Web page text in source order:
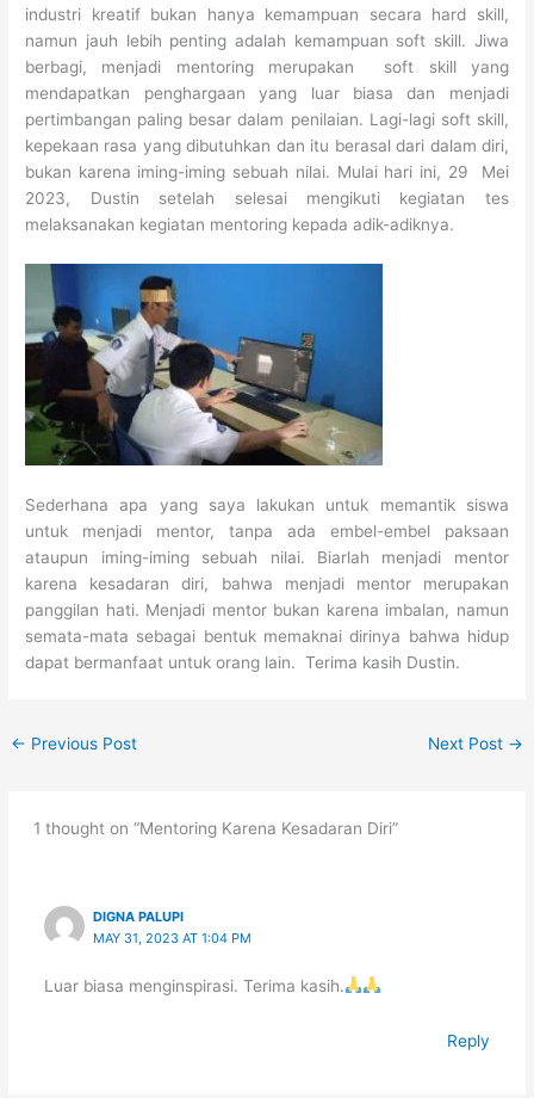
industri kreatif bukan hanya kemampuan secara hard skill,
namun jauh lebih penting adalah kemampuan soft skill. Jiwa
berbagi, menjadi mentoring merupakan soft skill yang
mendapatkan penghargaan yang luar biasa dan menjadi
pertimbangan paling besar dalam penilaian. Lagi-lagi soft skill,
kepekaan rasa yang dibutuhkan dan itu berasal dari dalam diri,
bukan karena iming-iming sebuah nilai. Mulai hari ini, 29 Mei
2023, Dustin setelah selesai mengikuti kegiatan tes
melaksanakan kegiatan mentoring kepada adik-adiknya.
Sederhana apa yang saya lakukan untuk memantik siswa
untuk menjadi mentor, tanpa ada embel-embel paksaan
ataupun iming-iming sebuah nilai. Biarlah menjadi mentor
karena kesadaran diri, bahwa menjadi mentor merupakan
panggilan hati. Menjadi mentor bukan karena imbalan, namun
semata-mata sebagai bentuk memaknai dirinya bahwa hidup
dapat bermanfaat untuk orang lain. Terima kasih Dustin.
← Previous Post Next Post →
1 thought on “Mentoring Karena Kesadaran Diri”
DIGNA PALUPI
MAY 31, 2023 AT 1:04 PM
Luar biasa menginspirasi. Terima kasih.
Reply